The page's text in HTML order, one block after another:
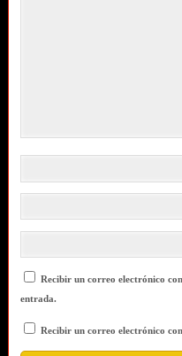
Recibir un correo electrónico
entrada.
Recibir un correo electrónico